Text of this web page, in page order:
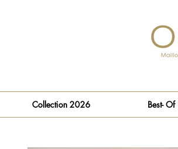
Collection 2026 Best- Of